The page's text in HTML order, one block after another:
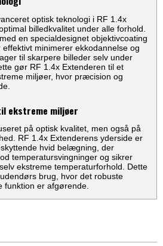
optisk teknologi i RF 1.4x
billedkvalitet under alle forhold.
en specialdesignet objektivcoating
minimerer ekkodannelse og
til skarpere billeder selv under
gør RF 1.4x Extenderen til et
miljøer, hvor præcision og
ekstreme miljøer
på optisk kvalitet, men også på
RF 1.4x Extenderens yderside er
hvid belægning, der
temperatursvingninger og sikrer
ekstreme temperaturforhold. Dette
brug, hvor det robuste
funktion er afgørende.